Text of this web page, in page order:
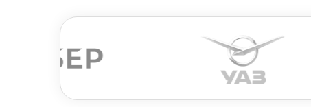
Когда планируется производить крепление к
Его нужно измерить и вычесть из
подоконник. Если же подоконник
быть на 10–12 см шире оконного проема.
Для комнат со стандартной высотой потолка